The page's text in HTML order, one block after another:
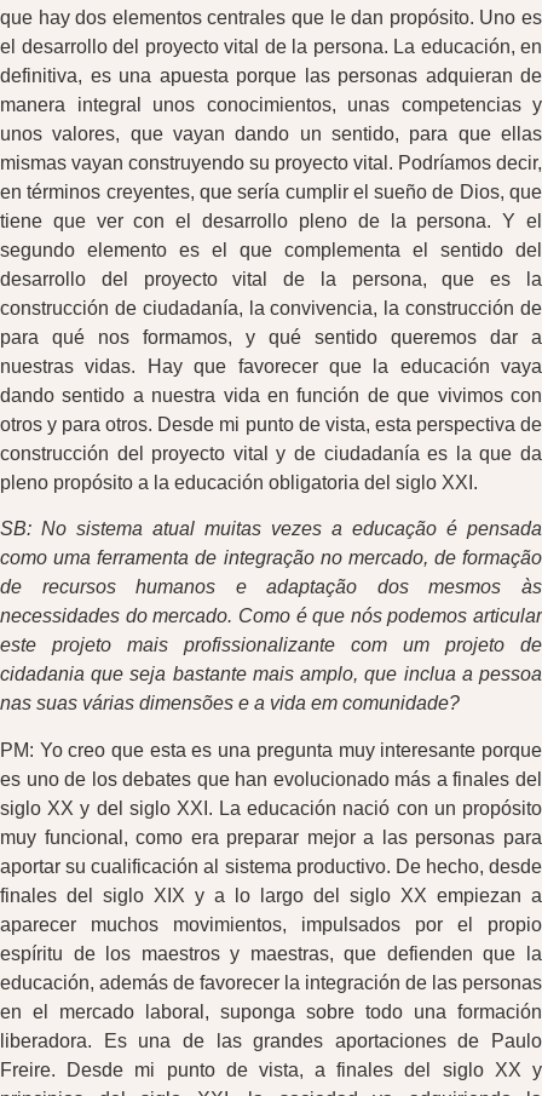
que hay dos elementos centrales que le dan propósito. Uno es
el desarrollo del proyecto vital de la persona. La educación, en
definitiva, es una apuesta porque las personas adquieran de
manera integral unos conocimientos, unas competencias y
unos valores, que vayan dando un sentido, para que ellas
mismas vayan construyendo su proyecto vital. Podríamos decir,
en términos creyentes, que sería cumplir el sueño de Dios, que
tiene que ver con el desarrollo pleno de la persona. Y el
segundo elemento es el que complementa el sentido del
desarrollo del proyecto vital de la persona, que es la
construcción de ciudadanía, la convivencia, la construcción de
para qué nos formamos, y qué sentido queremos dar a
nuestras vidas. Hay que favorecer que la educación vaya
dando sentido a nuestra vida en función de que vivimos con
otros y para otros. Desde mi punto de vista, esta perspectiva de
construcción del proyecto vital y de ciudadanía es la que da
pleno propósito a la educación obligatoria del siglo XXI.
SB: No sistema atual muitas vezes a educação é pensada
como uma ferramenta de integração no mercado, de formação
de recursos humanos e adaptação dos mesmos às
necessidades do mercado. Como é que nós podemos articular
este projeto mais profissionalizante com um projeto de
cidadania que seja bastante mais amplo, que inclua a pessoa
nas suas várias dimensões e a vida em comunidade?
PM: Yo creo que esta es una pregunta muy interesante porque
es uno de los debates que han evolucionado más a finales del
siglo XX y del siglo XXI. La educación nació con un propósito
muy funcional, como era preparar mejor a las personas para
aportar su cualificación al sistema productivo. De hecho, desde
finales del siglo XIX y a lo largo del siglo XX empiezan a
aparecer muchos movimientos, impulsados por el propio
espíritu de los maestros y maestras, que defienden que la
educación, además de favorecer la integración de las personas
en el mercado laboral, suponga sobre todo una formación
liberadora. Es una de las grandes aportaciones de Paulo
Freire. Desde mi punto de vista, a finales del siglo XX y